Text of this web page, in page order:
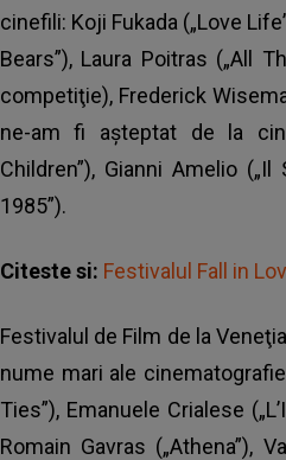
cinefili: Koji Fukada („Love
Bears”), Laura Poitras („All
competiţie), Frederick
ne-am fi aşteptat de la
Children”), Gianni Amelio
1985”).
Citeste si: Festivalul Fall in
Festivalul de Film de la Veneţia
nume mari ale
Ties”), Emanuele Crialese
Romain Gavras („Athena”),